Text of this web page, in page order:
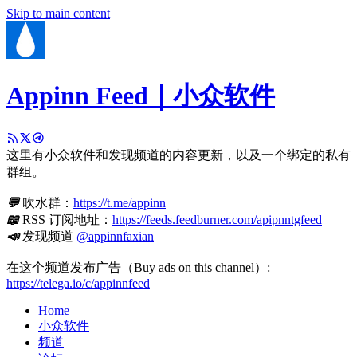
Skip to main content
Appinn Feed｜小众软件
这里有小众软件和发现频道的内容更新，以及一个绑定的私有
群组。
💬吹水群： https://t.me/appinn
📖RSS 订阅地址： https://feeds.feedburner.com/apipnntgfeed
📣发现频道 @appinnfaxian
在这个频道发布广告（Buy ads on this channel）:
https://telega.io/c/appinnfeed
Home
小众软件
频道